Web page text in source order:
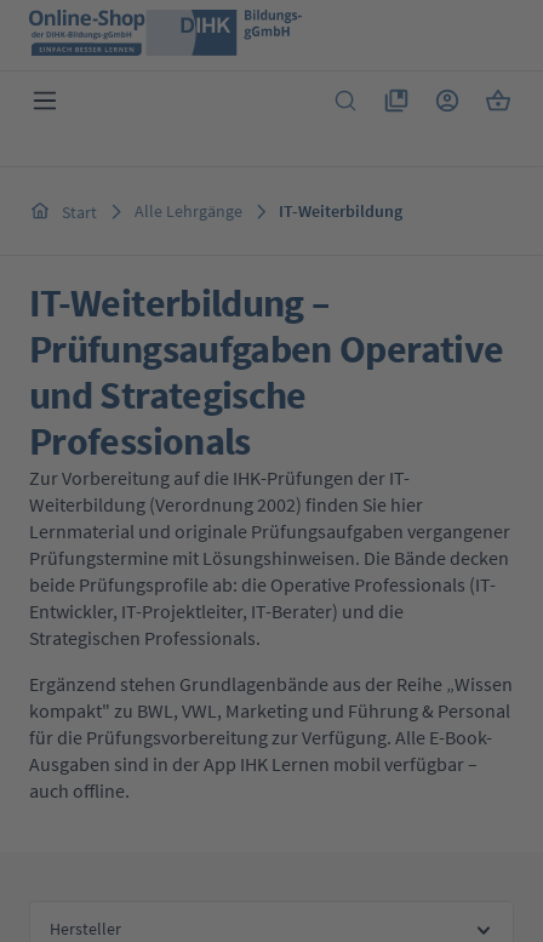
Zum Hauptinhalt springen
Du hast 0 Produkte
Start Alle Lehrgänge IT-Weiterbildung
IT-Weiterbildung –
Prüfungsaufgaben Operative
und Strategische
Professionals
Zur Vorbereitung auf die IHK-Prüfungen der IT-
Weiterbildung (Verordnung 2002) finden Sie hier
Lernmaterial und originale Prüfungsaufgaben vergangener
Prüfungstermine mit Lösungshinweisen. Die Bände decken
beide Prüfungsprofile ab: die Operative Professionals (IT-
Entwickler, IT-Projektleiter, IT-Berater) und die
Strategischen Professionals.
Ergänzend stehen Grundlagenbände aus der Reihe „Wissen
kompakt" zu BWL, VWL, Marketing und Führung & Personal
für die Prüfungsvorbereitung zur Verfügung. Alle E-Book-
Ausgaben sind in der App IHK Lernen mobil verfügbar –
auch offline.
Hersteller